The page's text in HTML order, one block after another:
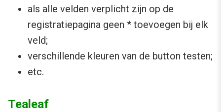
als alle velden verplicht zijn op de
registratiepagina geen * toevoegen bij elk
veld;
verschillende kleuren van de button testen;
etc.
Tealeaf